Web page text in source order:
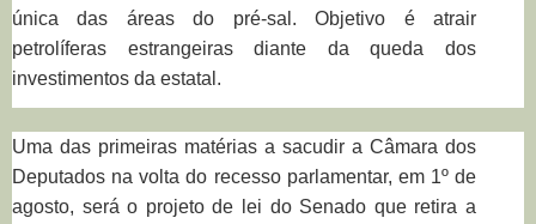
única das áreas do pré-sal. Objetivo é atrair
petrolíferas estrangeiras diante da queda dos
investimentos da estatal.
Uma das primeiras matérias a sacudir a Câmara dos
Deputados na volta do recesso parlamentar, em 1º de
agosto, será o projeto de lei do Senado que retira a